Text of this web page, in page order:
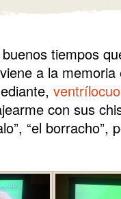
tiempos
a la
con sus
“el